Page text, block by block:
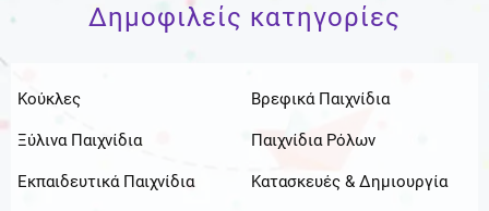
Δημοφιλείς κατηγορίες
Κούκλες Βρεφικά Παιχνίδια
Ξύλινα Παιχνίδια Παιχνίδια Ρόλων
Εκπαιδευτικά Παιχνίδια Κατασκευές & Δημιουργία